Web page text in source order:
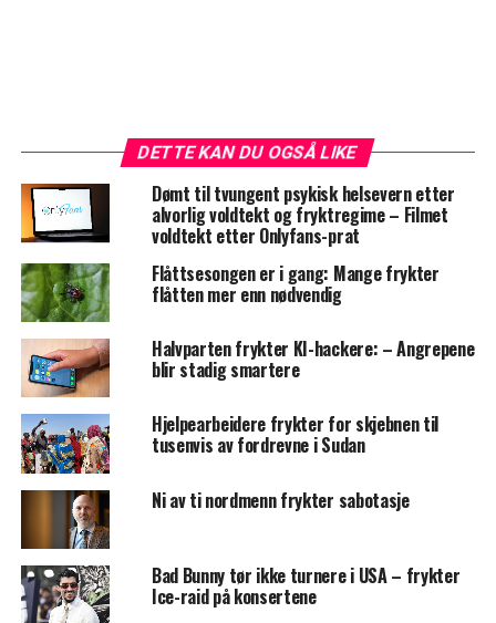
DETTE KAN DU OGSÅ LIKE
Dømt til tvungent psykisk helsevern etter
alvorlig voldtekt og fryktregime – Filmet
voldtekt etter Onlyfans-prat
Flåttsesongen er i gang: Mange frykter
flåtten mer enn nødvendig
Halvparten frykter KI-hackere: – Angrepene
blir stadig smartere
Hjelpearbeidere frykter for skjebnen til
tusenvis av fordrevne i Sudan
Ni av ti nordmenn frykter sabotasje
Bad Bunny tør ikke turnere i USA – frykter
Ice-raid på konsertene